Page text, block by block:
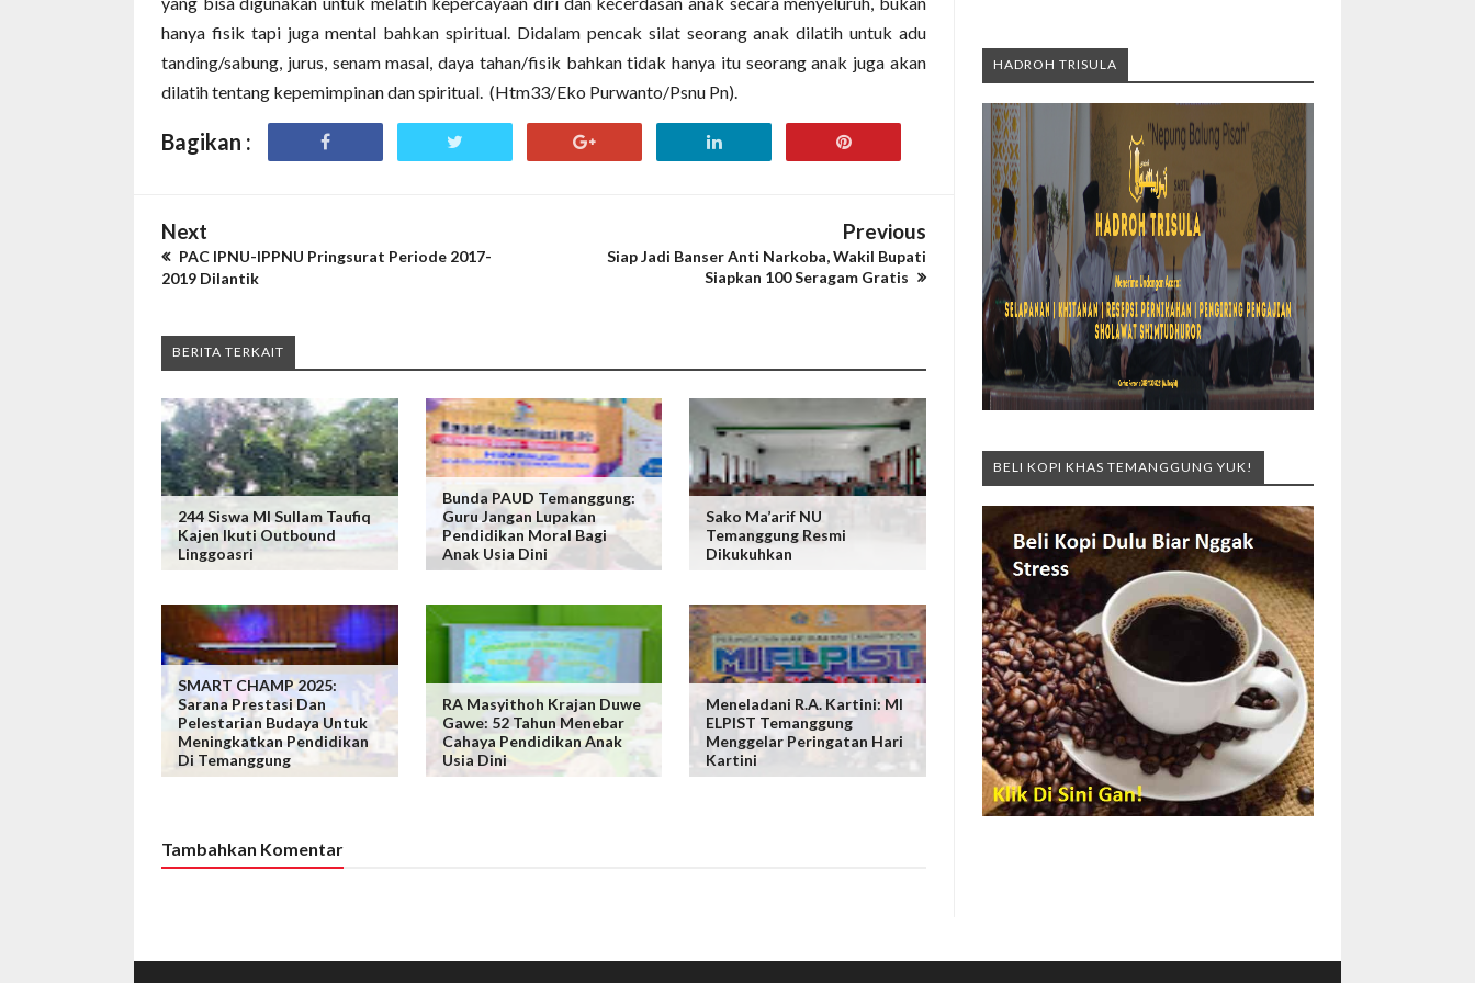
hanya fisik tapi juga mental bahkan spiritual. Didalam pencak silat seorang anak dilatih untuk adu
tanding/sabung, jurus, senam masal, daya tahan/fisik bahkan tidak hanya itu seorang anak juga akan
dilatih tentang kepemimpinan dan spiritual. (Htm33/Eko Purwanto/Psnu Pn).
Bagikan :
Next
PAC IPNU-IPPNU Pringsurat Periode 2017-
2019 Dilantik
Previous
Siap Jadi Banser Anti Narkoba, Wakil Bupati
Siapkan 100 Seragam Gratis
BERITA TERKAIT
244 Siswa MI Sullam Taufiq
Kajen Ikuti Outbound
Linggoasri
Bunda PAUD Temanggung:
Guru Jangan Lupakan
Pendidikan Moral Bagi
Anak Usia Dini
Sako Ma’arif NU
Temanggung Resmi
Dikukuhkan
SMART CHAMP 2025:
Sarana Prestasi Dan
Pelestarian Budaya Untuk
Meningkatkan Pendidikan
Di Temanggung
RA Masyithoh Krajan Duwe
Gawe: 52 Tahun Menebar
Cahaya Pendidikan Anak
Usia Dini
Meneladani R.A. Kartini: MI
ELPIST Temanggung
Menggelar Peringatan Hari
Kartini
Tambahkan Komentar
HADROH TRISULA
BELI KOPI KHAS TEMANGGUNG YUK!